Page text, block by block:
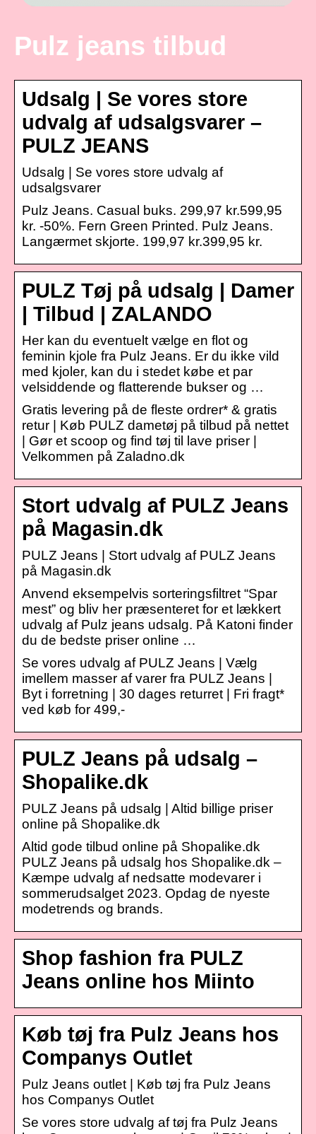
Pulz jeans tilbud
Udsalg | Se vores store
udvalg af udsalgsvarer –
PULZ JEANS
Udsalg | Se vores store udvalg af
udsalgsvarer
Pulz Jeans. Casual buks. 299,97 kr.599,95
kr. -50%. Fern Green Printed. Pulz Jeans.
Langærmet skjorte. 199,97 kr.399,95 kr.
PULZ Tøj på udsalg | Damer
| Tilbud | ZALANDO
Her kan du eventuelt vælge en flot og
feminin kjole fra Pulz Jeans. Er du ikke vild
med kjoler, kan du i stedet købe et par
velsiddende og flatterende bukser og …
Gratis levering på de fleste ordrer* & gratis
retur | Køb PULZ dametøj på tilbud på nettet
| Gør et scoop og find tøj til lave priser |
Velkommen på Zaladno.dk
Stort udvalg af PULZ Jeans
på Magasin.dk
PULZ Jeans | Stort udvalg af PULZ Jeans
på Magasin.dk
Anvend eksempelvis sorteringsfiltret “Spar
mest” og bliv her præsenteret for et lækkert
udvalg af Pulz jeans udsalg. På Katoni finder
du de bedste priser online …
Se vores udvalg af PULZ Jeans | Vælg
imellem masser af varer fra PULZ Jeans |
Byt i forretning | 30 dages returret | Fri fragt*
ved køb for 499,-
PULZ Jeans på udsalg –
Shopalike.dk
PULZ Jeans på udsalg | Altid billige priser
online på Shopalike.dk
Altid gode tilbud online på Shopalike.dk
PULZ Jeans på udsalg hos Shopalike.dk –
Kæmpe udvalg af nedsatte modevarer i
sommerudsalget 2023. Opdag de nyeste
modetrends og brands.
Shop fashion fra PULZ
Jeans online hos Miinto
Køb tøj fra Pulz Jeans hos
Companys Outlet
Pulz Jeans outlet | Køb tøj fra Pulz Jeans
hos Companys Outlet
Se vores store udvalg af tøj fra Pulz Jeans